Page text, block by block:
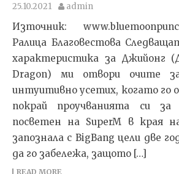
25.10.2021 admin
Източник:
Ралица Благовестова
характеристика за Джийонг
Dragon) ми отвори очите
интуитивно усетих, когато го
покрай проучванията си
посветен на SuperM в края
запознала с BigBang цели две
да го забележа, защото […]
READ MORE